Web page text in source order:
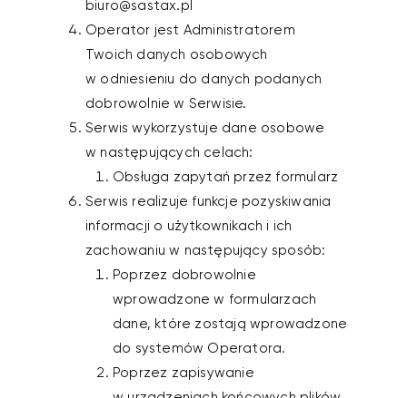
biuro@sastax.pl
Operator jest Administratorem
Twoich danych osobowych
w odniesieniu do danych podanych
dobrowolnie w Serwisie.
Serwis wykorzystuje dane osobowe
w następujących celach:
Obsługa zapytań przez formularz
Serwis realizuje funkcje pozyskiwania
informacji o użytkownikach i ich
zachowaniu w następujący sposób:
Poprzez dobrowolnie
wprowadzone w formularzach
dane, które zostają wprowadzone
do systemów Operatora.
Poprzez zapisywanie